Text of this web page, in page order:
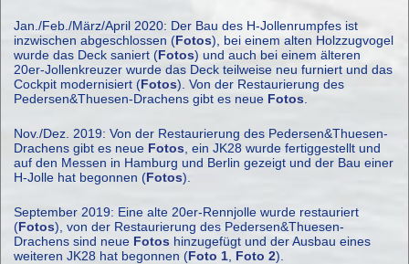
Jan./Feb./März/April 2020: Der Bau des H-Jollenrumpfes ist
inzwischen abgeschlossen (Fotos), bei einem alten Holzzugvogel
wurde das Deck saniert (Fotos) und auch bei einem älteren
20er-Jollenkreuzer wurde das Deck teilweise neu furniert und das
Cockpit modernisiert (Fotos). Von der Restaurierung des
Pedersen&Thuesen-Drachens gibt es neue Fotos.
Nov./Dez. 2019: Von der Restaurierung des Pedersen&Thuesen-
Drachens gibt es neue Fotos , ein JK28 wurde fertiggestellt und
auf den Messen in Hamburg und Berlin gezeigt und der Bau einer
H-Jolle hat begonnen (Fotos).
September 2019: Eine alte 20er-Rennjolle wurde restauriert
(Fotos), von der Restaurierung des Pedersen&Thuesen-
Drachens sind neue Fotos hinzugefügt und der Ausbau eines
weiteren JK28 hat begonnen (Foto 1 Foto 2).